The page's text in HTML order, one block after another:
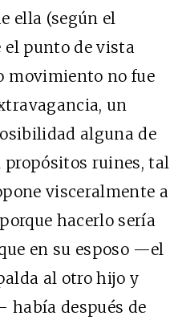
ella (según el
el punto de vista
movimiento no fue
un
alguna de
ruines, tal
visceralmente a
hacerlo sería
en su esposo —el
al otro hijo y
después de